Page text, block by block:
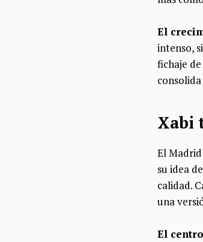
El
intenso,
fichaje
Xabi
El
su idea
calidad.
una
El